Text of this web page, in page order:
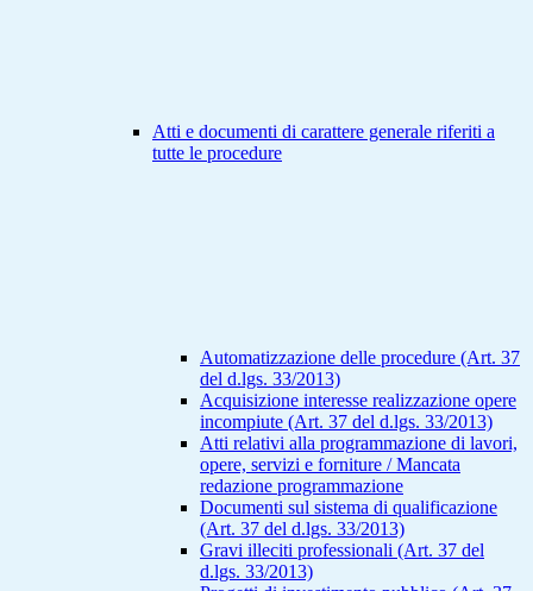
Atti e documenti di carattere generale riferiti a
tutte le procedure
Automatizzazione delle procedure (Art. 37
del d.lgs. 33/2013)
Acquisizione interesse realizzazione opere
incompiute (Art. 37 del d.lgs. 33/2013)
Atti relativi alla programmazione di lavori,
opere, servizi e forniture / Mancata
redazione programmazione
Documenti sul sistema di qualificazione
(Art. 37 del d.lgs. 33/2013)
Gravi illeciti professionali (Art. 37 del
d.lgs. 33/2013)